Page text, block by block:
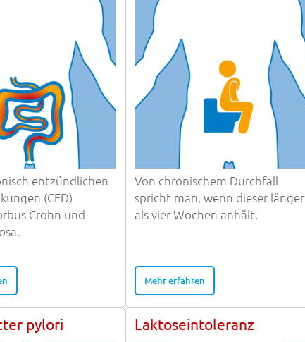
entzündlichen
(CED)
Crohn und
Von chronischem Durchfall
spricht man, wenn dieser länger
als vier Wochen anhält.
Mehr erfahren
pylori Laktoseintoleranz